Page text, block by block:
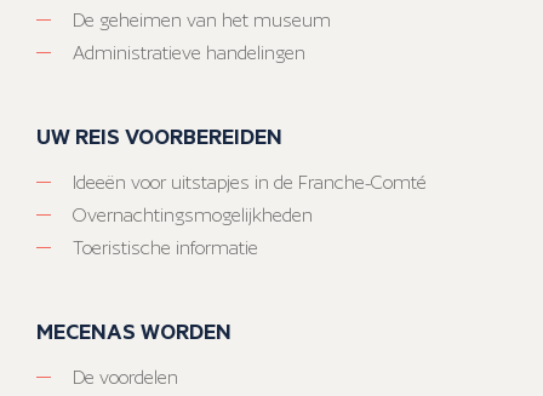
De geheimen van het museum
Administratieve handelingen
UW REIS VOORBEREIDEN
Ideeën voor uitstapjes in de Franche-Comté
Overnachtingsmogelijkheden
Toeristische informatie
MECENAS WORDEN
De voordelen